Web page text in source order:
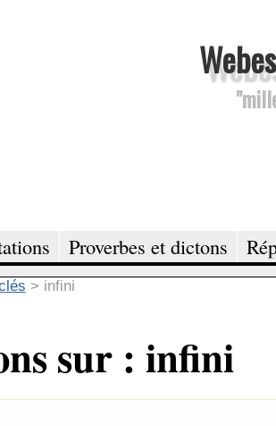
Proverbes et dictons
> infini
sur : infini